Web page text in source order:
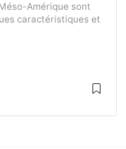
Amérique sont
caractéristiques et